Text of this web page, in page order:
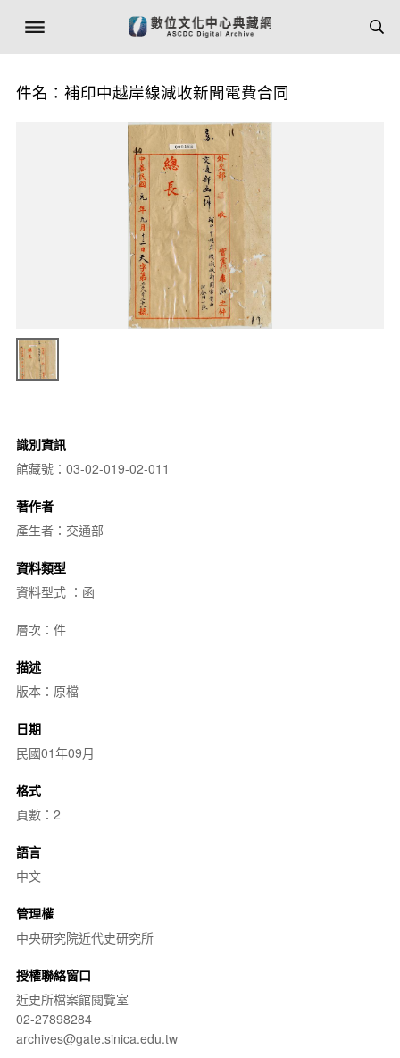
件名：補印中越岸線減收新聞電費合同
識別資訊
館藏號：03-02-019-02-011
著作者
產生者：交通部
資料類型
資料型式 ：函
層次：件
描述
版本：原檔
日期
民國01年09月
格式
頁數：2
語言
中文
管理權
中央研究院近代史研究所
授權聯絡窗口
近史所檔案館閱覽室
02-27898284
archives@gate.sinica.edu.tw